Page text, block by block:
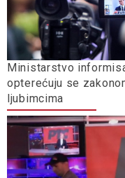
Ministarstvo
opterećuju se
ljubimcima